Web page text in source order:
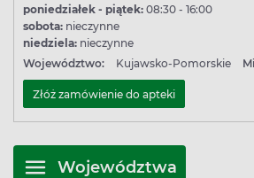
poniedziałek - piątek: 08:30 - 16:00
sobota: nieczynne
niedziela: nieczynne
Województwo:
Kujawsko-Pomorskie
Złóż zamówienie do apteki
Województwa